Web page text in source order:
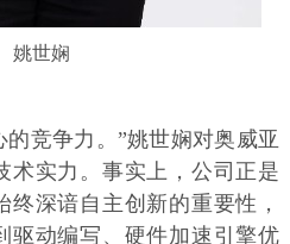
姚世娴
竞争力。”姚世娴对奥威亚
术实力。事实上，公司正是
深谙自主创新的重要性，
驱动编写、硬件加速引擎优